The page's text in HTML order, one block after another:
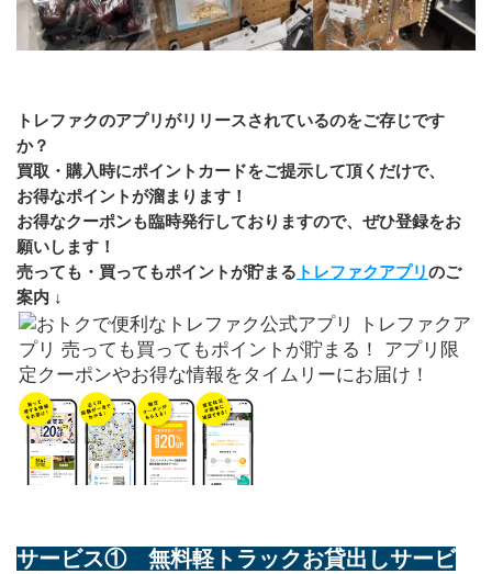
トレファクのアプリがリリースされているのをご存じです
か？
買取・購入時にポイントカードをご提示して頂くだけで、
お得なポイントが溜まります！
お得なクーポンも臨時発行しておりますので、ぜひ登録をお
願いします！
売っても・買ってもポイントが貯まる トレファクアプリのご
案内 ↓
サービス①　無料軽トラックお貸出しサービ